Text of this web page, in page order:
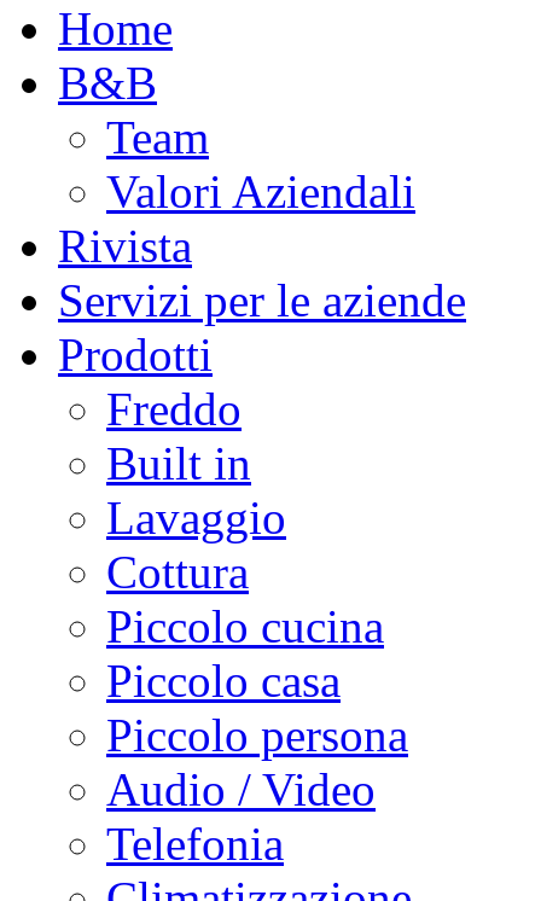
Home
B&B
Team
Valori Aziendali
Rivista
Servizi per le aziende
Prodotti
Freddo
Built in
Lavaggio
Cottura
Piccolo cucina
Piccolo casa
Piccolo persona
Audio / Video
Telefonia